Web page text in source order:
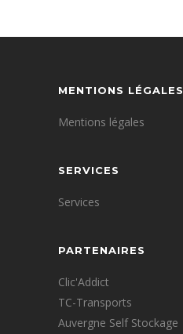
MENTIONS LÉGALES
Mentions légales
SERVICES
Services
PARTENAIRES
Clic'Addict
TC-Transports
Auvergne Self Stockage